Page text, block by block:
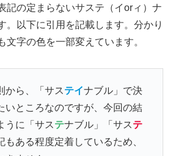
記の定まらないサステ（イorィ）ナ
。以下に引用を記載します。分かり
文字の色を一部変えています。
から、「サステイナブル」で決
ところなのですが、今回の結
うに「サステナブル」「サステ
もある程度定着しているため、